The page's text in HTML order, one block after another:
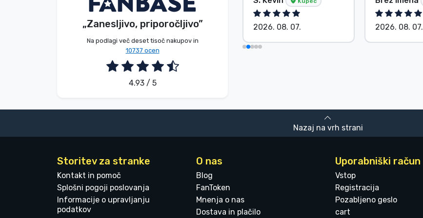
„Zanesljivo, priporočljivo”
Na podlagi več deset tisoč nakupov in
10737 ocen
4.93 / 5
2026. 08. 07. 2026. 08. 07. 2026. 08. 07.
Nazaj na vrh strani
Storitev za stranke
Kontakt in pomoč
Splošni pogoji poslovanja
Informacije o upravljanju
podatkov
O nas
Blog
FanToken
Mnenja o nas
Dostava in plačilo
Uporabniški račun
Vstop
Registracija
Pozabljeno geslo
cart
Blagovne znamke